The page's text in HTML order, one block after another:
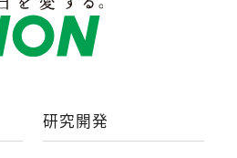
研究開発